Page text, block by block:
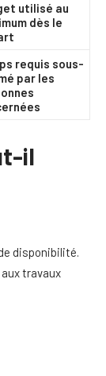
utilisé au
dès le
requis sous-
par les
il
disponibilité.
travaux